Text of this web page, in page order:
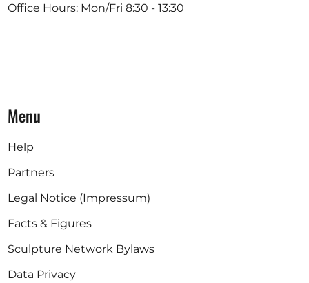
Office Hours: Mon/Fri 8:30 - 13:30
Menu
Help
Partners
Legal Notice (Impressum)
Facts & Figures
Sculpture Network Bylaws
Data Privacy